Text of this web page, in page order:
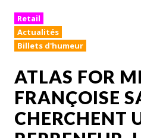
Retail
Actualités
Billets d'humeur
ATLAS FOR
FRANÇOISE
CHERCHENT